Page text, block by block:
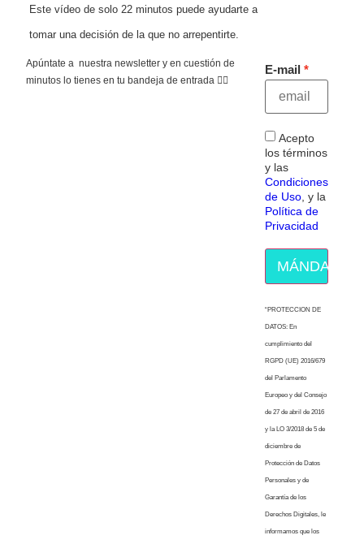
Este vídeo de solo 22 minutos puede ayudarte a
tomar una decisión de la que no arrepentirte.
Apúntate a nuestra newsletter y en cuestión de
minutos lo tienes en tu bandeja de entrada 👇🏻
E-mail
Acepto
los términos
y las
Condiciones
de Uso, y la
Política de
Privacidad
MÁNDAME
“PROTECCION DE
DATOS: En
cumplimiento del
RGPD (UE) 2016/679
del Parlamento
Europeo y del Consejo
de 27 de abril de 2016
y la LO 3/2018 de 5 de
diciembre de
Protección de Datos
Personales y de
Garantía de los
Derechos Digitales, le
informamos que los